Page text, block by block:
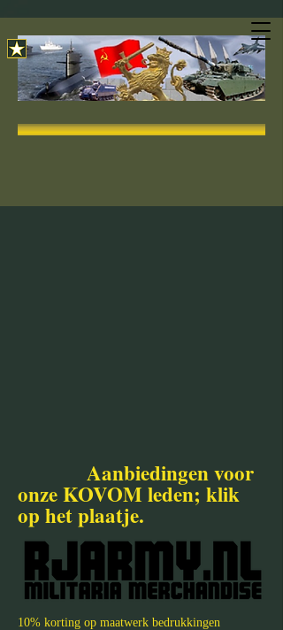
Aanbiedingen voor
onze KOVOM leden; klik
op het plaatje.
10% korting op maatwerk bedrukkingen